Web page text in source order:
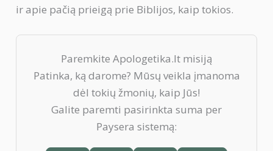
ir apie pačią prieigą prie Biblijos, kaip tokios.
Paremkite Apologetika.lt misiją
Patinka, ką darome? Mūsų veikla įmanoma
dėl tokių žmonių, kaip Jūs!
Galite paremti pasirinkta suma per
Paysera sistemą: